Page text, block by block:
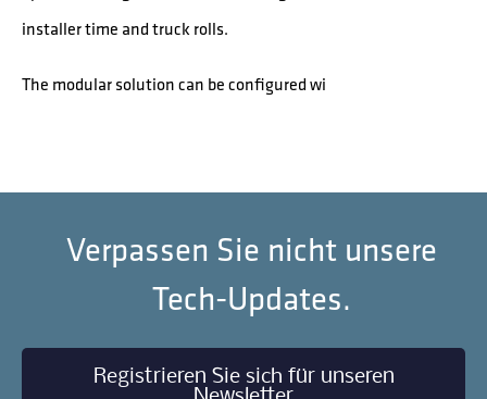
installer time and truck rolls.
The modular solution can be configured wi
Verpassen Sie nicht unsere
Tech-Updates.
Registrieren Sie sich für unseren